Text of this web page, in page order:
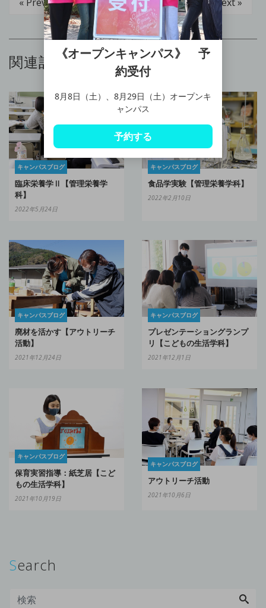
関連記事
キャンパスブログ
臨床栄養学Ⅱ【管理栄養学
科】
2022年5月24日
キャンパスブログ
食品学実験【管理栄養学科】
2022年2月10日
キャンパスブログ
廃材を活かす【アウトリーチ
活動】
2021年12月24日
キャンパスブログ
プレゼンテーショングランプ
リ【こどもの生活学科】
2021年12月1日
キャンパスブログ
保育実習指導：紙芝居【こど
もの生活学科】
2021年10月19日
キャンパスブログ
アウトリーチ活動
2021年10月6日
Search
《オープンキャンパス》 予
約受付
8月8日（土）、8月29日（土）オープンキ
ャンパス
予約する